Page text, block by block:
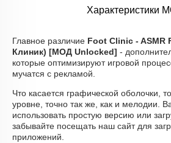
Характеристики
Главное различие Foot Clinic - ASMR
Клиник) [МОД Unlocked] -
которые оптимизируют игровой
мучатся с рекламой.
Что касается графической оболочки,
уровне, точно так же, как и мелодии.
использовать простую версию или
забывайте посещать наш сайт для
приложений.